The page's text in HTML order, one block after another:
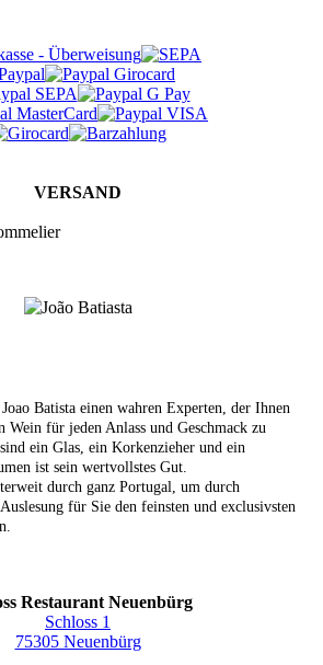
VERSAND
Batista einen wahren Experten, der Ihnen
für jeden Anlass und Geschmack zu
ein Glas, ein Korkenzieher und ein
ist sein wertvollstes Gut.
durch ganz Portugal, um durch
für Sie den feinsten und exclusivsten
Restaurant Neuenbürg
Schloss 1
75305 Neuenbürg